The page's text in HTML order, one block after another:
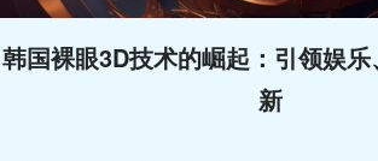
韩国裸眼3D技术的崛起：引领娱
新